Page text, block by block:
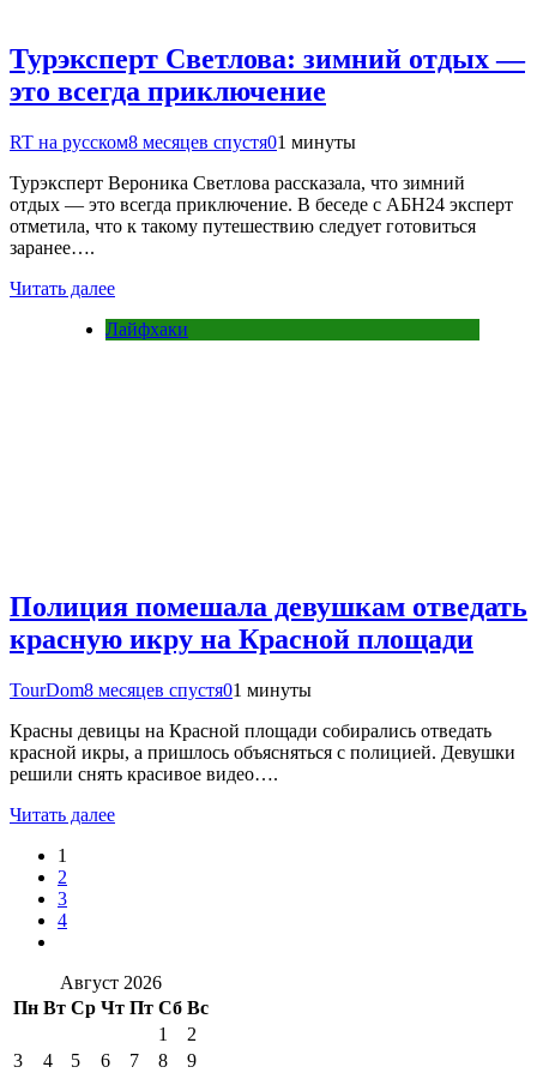
Турэксперт Светлова: зимний отдых —
это всегда приключение
RT на русском8 месяцев спустя01 минуты
Турэксперт Вероника Светлова рассказала, что зимний
отдых — это всегда приключение. В беседе с АБН24 эксперт
отметила, что к такому путешествию следует готовиться
заранее….
Читать далее
Лайфхаки
Полиция помешала девушкам отведать
красную икру на Красной площади
TourDom8 месяцев спустя01 минуты
Красны девицы на Красной площади собирались отведать
красной икры, а пришлось объясняться с полицией. Девушки
решили снять красивое видео….
Читать далее
1
2
3
4
Август 2026
Пн Вт Ср Чт Пт Сб Вс
1
2
3
4 5 6 7 8 9